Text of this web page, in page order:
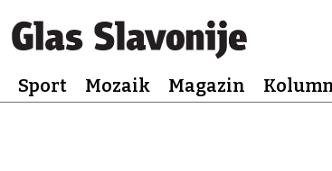
Sport Mozaik Magazin